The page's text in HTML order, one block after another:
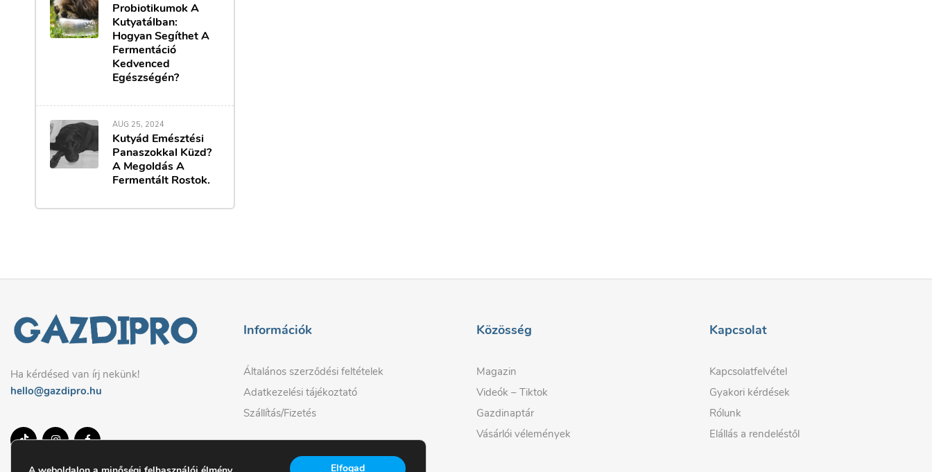
Probiotikumok A
Kutyatálban:
Hogyan Segíthet A
Fermentáció
Kedvenced
Egészségén?
AUG 25, 2024
Kutyád Emésztési
Panaszokkal Küzd?
A Megoldás A
Fermentált Rostok.
Ha kérdésed van írj nekünk!
hello@gazdipro.hu
Információk
Általános szerződési feltételek
Adatkezelési tájékoztató
Szállítás/Fizetés
Közösség
Magazin
Videók – Tiktok
Gazdinaptár
Vásárlói vélemények
Kapcsolat
Kapcsolatfelvétel
Gyakori kérdések
Rólunk
Elállás a rendeléstől
Elfogad